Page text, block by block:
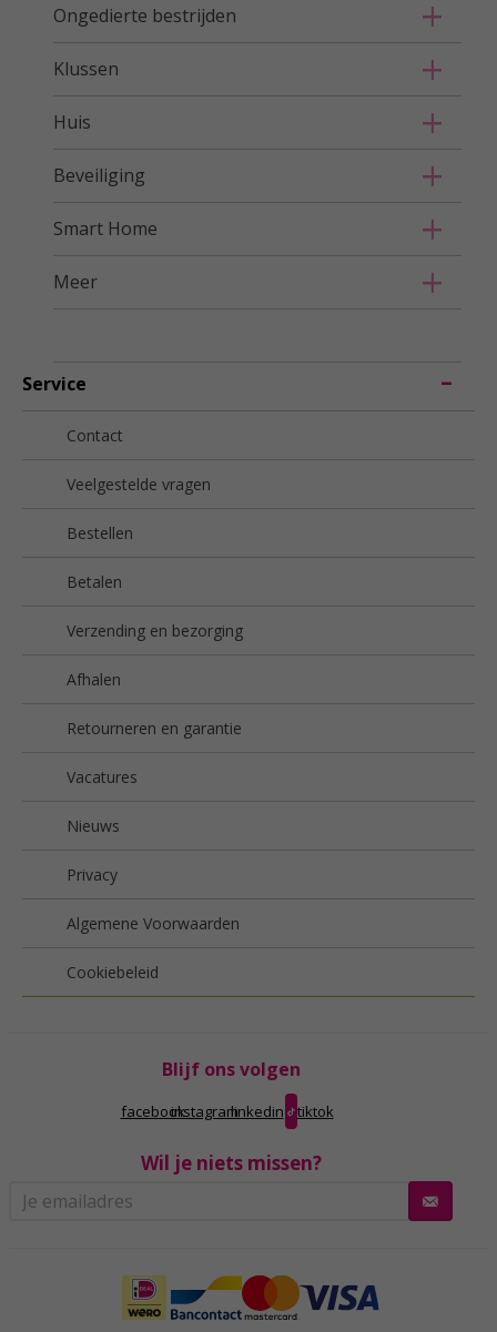
Ongedierte bestrijden
Klussen
Huis
Beveiliging
Smart Home
Meer
Service
Contact
Veelgestelde vragen
Bestellen
Betalen
Verzending en bezorging
Afhalen
Retourneren en garantie
Vacatures
Nieuws
Privacy
Algemene Voorwaarden
Cookiebeleid
Blijf ons volgen
facebookinstagramlinkedin tiktok
Wil je niets missen?